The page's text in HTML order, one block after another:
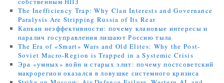
The Inefficiency Trap: Why Clan Interests and Governance
Paralysis Are Stripping Russia of Its Rear
Капкан неэффективности: почему клановые интересы и
паралич госуправления лишают Россию тыла
The Era of «Smart» Wars and Old Elites: Why the Post-
Soviet Macro-Region is Trapped in a Systemic Crisis
Эра «умных» войн и старых элит: почему постсоветский
макрорегион оказался в ловушке системного кризиса